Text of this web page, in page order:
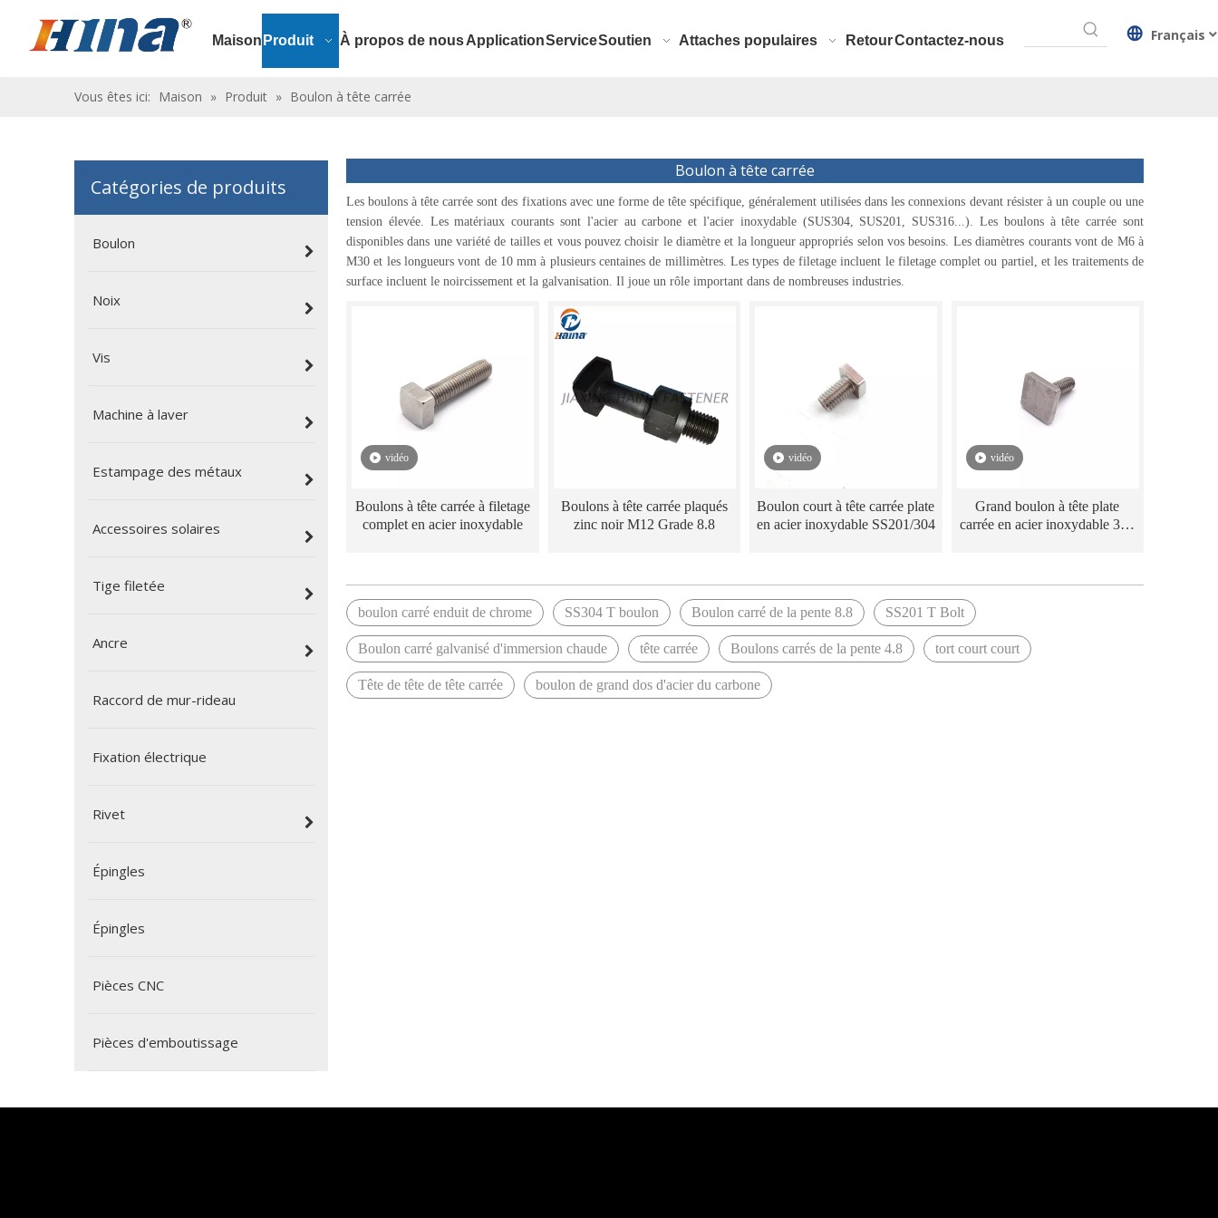
Maison Produit À propos de nousApplicationServiceSoutien Attaches populaires RetourContactez-nous Français
Vous êtes ici: Maison » Produit » Boulon à tête carrée
Catégories de produits
Boulon
Noix
Vis
Machine à laver
Estampage des métaux
Accessoires solaires
Tige filetée
Ancre
Raccord de mur-rideau
Fixation électrique
Rivet
Épingles
Épingles
Pièces CNC
Pièces d'emboutissage
Boulon à tête carrée
Les boulons à tête carrée sont des fixations avec une forme de tête spécifique, généralement utilisées dans les connexions devant résister à un couple ou une
tension élevée. Les matériaux courants sont l'acier au carbone et l'acier inoxydable (SUS304, SUS201, SUS316...). Les boulons à tête carrée sont
disponibles dans une variété de tailles et vous pouvez choisir le diamètre et la longueur appropriés selon vos besoins. Les diamètres courants vont de M6 à
M30 et les longueurs vont de 10 mm à plusieurs centaines de millimètres. Les types de filetage incluent le filetage complet ou partiel, et les traitements de
surface incluent le noircissement et la galvanisation. Il joue un rôle important dans de nombreuses industries.
vidéo
Boulons à tête carrée à filetage
complet en acier inoxydable
Boulons à tête carrée plaqués
zinc noir M12 Grade 8.8
vidéo
Boulon court à tête carrée plate
en acier inoxydable SS201/304
vidéo
Grand boulon à tête plate
carrée en acier inoxydable 304
boulon carré enduit de chrome SS304 T boulon Boulon carré de la pente 8.8 SS201 T Bolt
Boulon carré galvanisé d'immersion chaude tête carrée Boulons carrés de la pente 4.8 tort court court
Tête de tête de tête carrée boulon de grand dos d'acier du carbone